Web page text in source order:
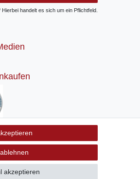
Hierbei handelt es sich um ein Pflichtfeld.
und Zahlung via SSL
akzeptieren